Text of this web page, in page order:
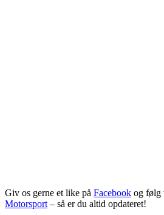
Giv os gerne et like på Facebook og følg
Motorsport – så er du altid opdateret!